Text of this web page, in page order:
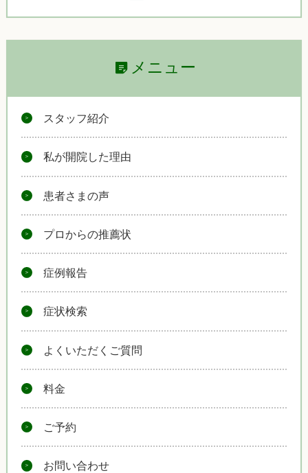
メニュー
スタッフ紹介
私が開院した理由
患者さまの声
プロからの推薦状
症例報告
症状検索
よくいただくご質問
料金
ご予約
お問い合わせ